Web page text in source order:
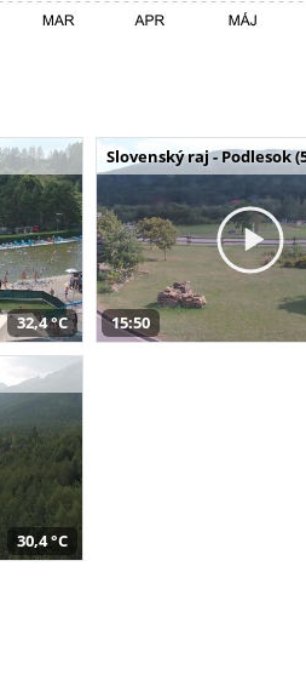
32,4 °C
Slovenský raj - Podlesok
15:50
30,4 °C